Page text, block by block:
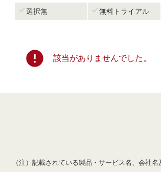
 選択無  無料トライアル
error 該当がありませんでした。
（注）記載されている製品・サービス名、会社